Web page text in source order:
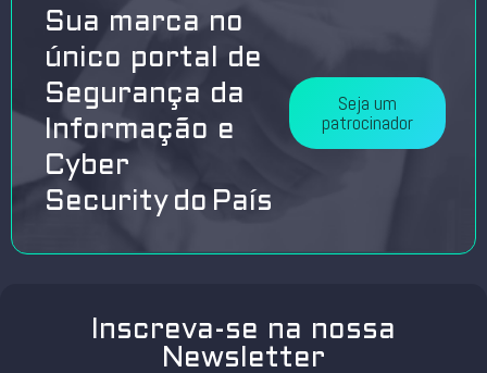
Sua marca no
único portal de
Segurança da
Informação e
Cyber
Security do País
Seja um
patrocinador
Inscreva-se na nossa
Newsletter